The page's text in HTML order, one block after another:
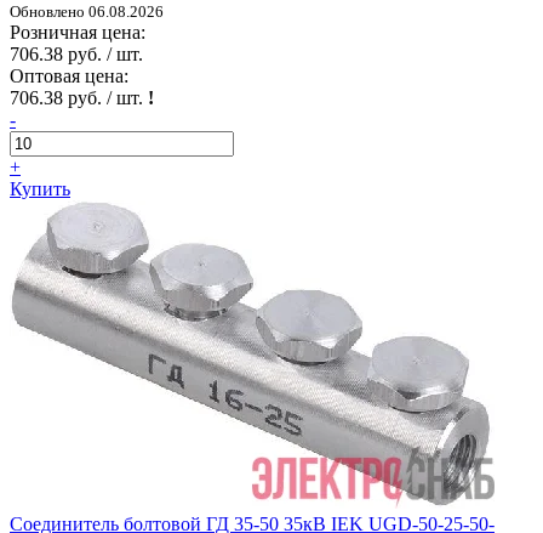
Обновлено 06.08.2026
Розничная цена:
706.38 руб. / шт.
Оптовая цена:
706.38 руб. / шт. !
-
+
Купить
Соединитель болтовой ГД 35-50 35кВ IEK UGD-50-25-50-